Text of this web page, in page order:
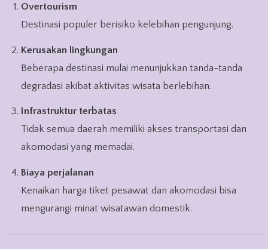
Overtourism
Destinasi populer berisiko kelebihan pengunjung.
Kerusakan lingkungan
Beberapa destinasi mulai menunjukkan tanda-tanda
degradasi akibat aktivitas wisata berlebihan.
Infrastruktur terbatas
Tidak semua daerah memiliki akses transportasi dan
akomodasi yang memadai.
Biaya perjalanan
Kenaikan harga tiket pesawat dan akomodasi bisa
mengurangi minat wisatawan domestik.